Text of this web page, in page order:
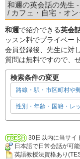
和邇の英会話の先生
/ カフェ・自宅・オ
和邇で紹介できる英会
ッスン料でプライベー
会員登録後、先生に対
質問は無料ですので、
検索条件の変更
路線・駅・市区町村や
性別・年齢・国籍・レ
30日以内に当サイ
日本語で日常会話が可能
英語教授法資格あり